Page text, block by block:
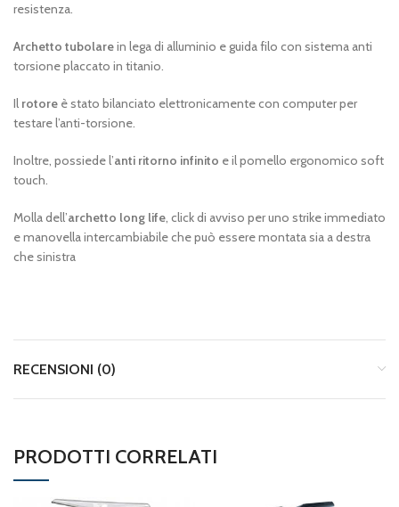
resistenza.
Archetto tubolarein lega di alluminio e guida filo con sistema anti
torsione placcato in titanio.
Il rotore è stato bilanciato elettronicamente con computer per
testare l’anti-torsione.
Inoltre, possiede l’anti ritorno infinito e il pomello ergonomico soft
touch.
Molla dell’archetto long life, click di avviso per uno strike immediato
e manovella intercambiabile che può essere montata sia a destra
che sinistra
RECENSIONI (0)
PRODOTTI CORRELATI